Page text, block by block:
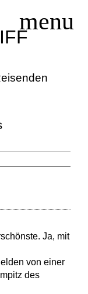
Ja, mit
von einer
des